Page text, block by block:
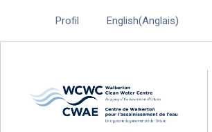
Profil English(Anglais)
Walkerton